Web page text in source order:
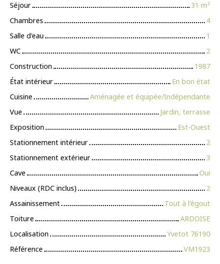
Séjour
31 m²
Chambres
4
Salle d'eau
1
WC
2
Construction
1987
État intérieur
En bon état
Cuisine
Aménagée et équipée/Indépendante
Vue
Jardin, terrasse
Exposition
Est-Ouest
Stationnement intérieur
2
Stationnement extérieur
3
Cave
Oui
Niveaux (RDC inclus)
2
Assainissement
Tout à l'égout
Toiture
ARDOISE
Localisation
Yvetot 76190
Référence
VM1923